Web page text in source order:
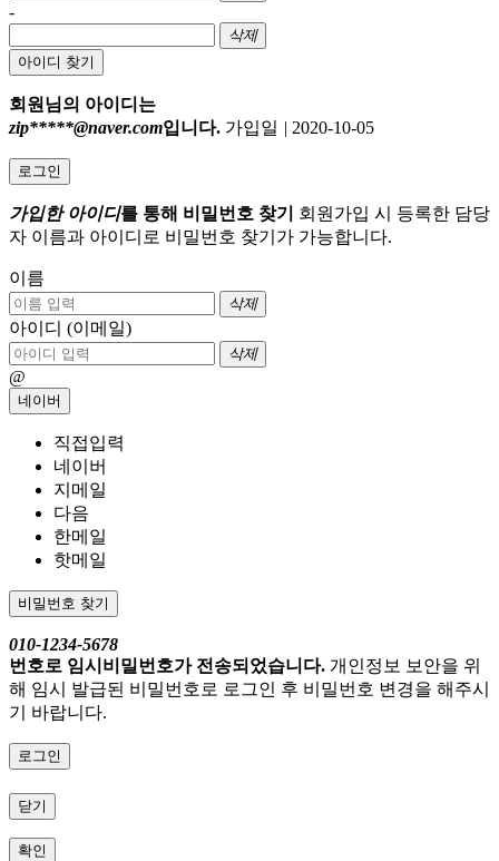
-
삭제
아이디 찾기
회원님의 아이디는
zip*****@naver.com입니다. 가입일 | 2020-10-05
로그인
가입한 아이디를 통해 비밀번호 찾기
회원가입 시 등록한 담당
자 이름과 아이디로 비밀번호 찾기가 가능합니다.
이름
삭제
아이디 (이메일)
삭제
@
네이버
직접입력
네이버
지메일
다음
한메일
핫메일
비밀번호 찾기
010-1234-5678
번호로 임시비밀번호가 전송되었습니다. 개인정보 보안을 위
해 임시 발급된 비밀번호로 로그인 후 비밀번호 변경을 해주시
기 바랍니다.
로그인
닫기
확인